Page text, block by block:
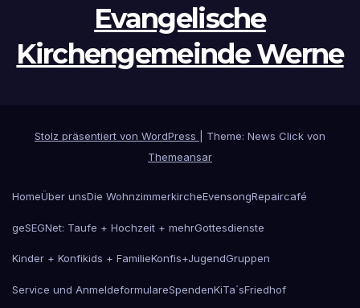
Evangelische
Kirchengemeinde Werne
Stolz präsentiert von WordPress
Theme: News Click von
Themeansar
HomeÜber unsDie WohnzimmerkircheEvensongRepaircafé
geSEGNet: Taufe + Hochzeit + mehrGottesdienste
Kinder + Konfikids + FamilieKonfis+JugendGruppen
Service und AnmeldeformulareSpendenKiTa´sFriedhof